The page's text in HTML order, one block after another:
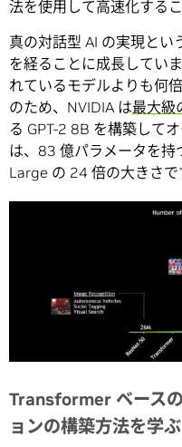
法を使用して高速化するこ
真の対話型 AI の実現とい
を経ることに成長してい
れているモデルよりも何
のため、NVIDIA は最大級
る GPT-2 8B を構築して
は、83 億パラメータを持
Large の 24 倍の大きさで
Transformer ベース
ョンの構築方法を学ぶ